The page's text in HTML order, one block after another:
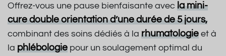
Offrez-vous une pause bienfaisante avec la mini-
cure double orientation d’une durée de 5 jours,
combinant des soins dédiés à la rhumatologie et à
la phlébologie pour un soulagement optimal du